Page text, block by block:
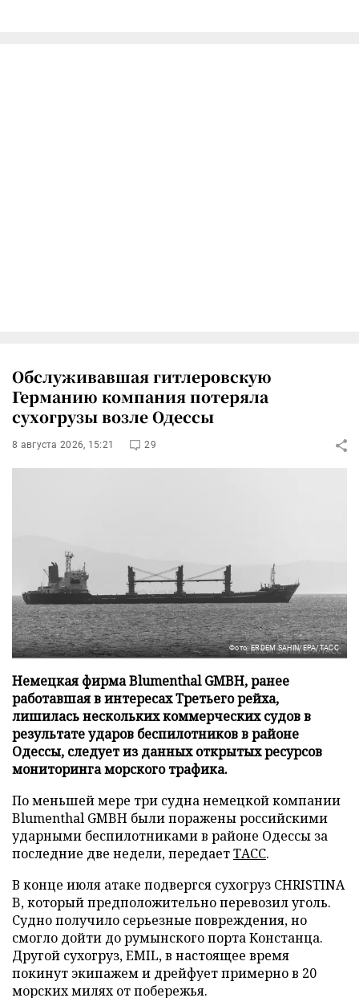
Обслуживавшая гитлеровскую
Германию компания потеряла
сухогрузы возле Одессы
8 августа 2026, 15:21 29
Фото: ERDEM SAHIN/EPA/ТАСС
Немецкая фирма Blumenthal GMBH, ранее
работавшая в интересах Третьего рейха,
лишилась нескольких коммерческих судов в
результате ударов беспилотников в районе
Одессы, следует из данных открытых ресурсов
мониторинга морского трафика.
По меньшей мере три судна немецкой компании
Blumenthal GMBH были поражены российскими
ударными беспилотниками в районе Одессы за
последние две недели, передаетТАСС.
В конце июля атаке подвергся сухогруз CHRISTINA
B, который предположительно перевозил уголь.
Судно получило серьезные повреждения, но
смогло дойти до румынского порта Констанца.
Другой сухогруз, EMIL, в настоящее время
покинут экипажем и дрейфует примерно в 20
морских милях от побережья.